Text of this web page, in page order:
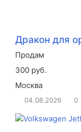
Дракон для
Продам
300 руб.
Москва
04.08.2026 0